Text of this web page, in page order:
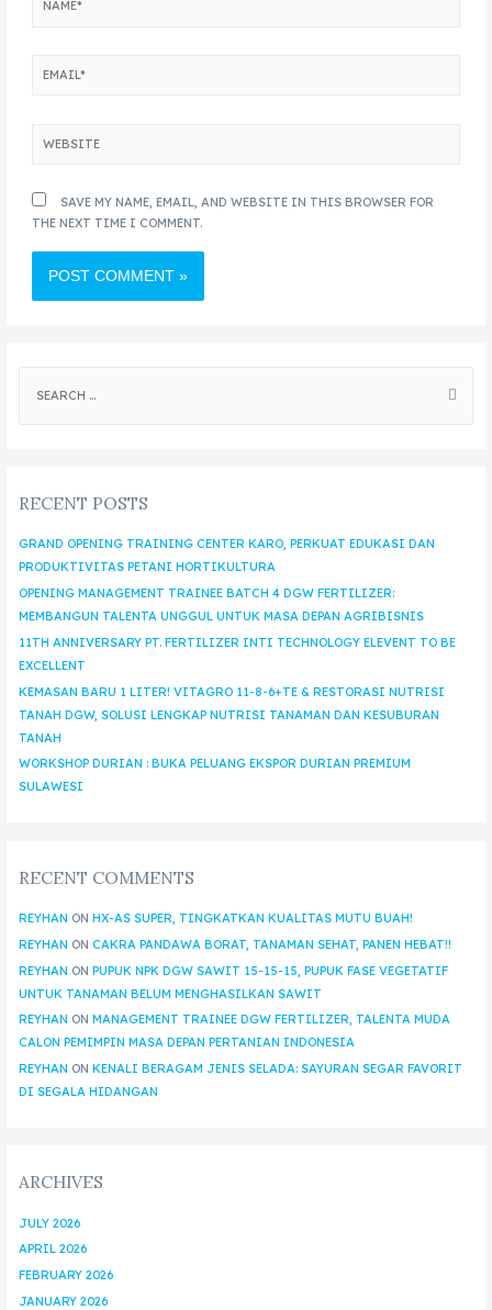
SAVE MY NAME, EMAIL, AND WEBSITE IN THIS BROWSER FOR
THE NEXT TIME I COMMENT.
RECENT POSTS
GRAND OPENING TRAINING CENTER KARO, PERKUAT EDUKASI DAN
PRODUKTIVITAS PETANI HORTIKULTURA
OPENING MANAGEMENT TRAINEE BATCH 4 DGW FERTILIZER:
MEMBANGUN TALENTA UNGGUL UNTUK MASA DEPAN AGRIBISNIS
11TH ANNIVERSARY PT. FERTILIZER INTI TECHNOLOGY ELEVENT TO BE
EXCELLENT
KEMASAN BARU 1 LITER! VITAGRO 11-8-6+TE & RESTORASI NUTRISI
TANAH DGW, SOLUSI LENGKAP NUTRISI TANAMAN DAN KESUBURAN
TANAH
WORKSHOP DURIAN : BUKA PELUANG EKSPOR DURIAN PREMIUM
SULAWESI
RECENT COMMENTS
REYHAN ON HX-AS SUPER, TINGKATKAN KUALITAS MUTU BUAH!
REYHAN ON CAKRA PANDAWA BORAT, TANAMAN SEHAT, PANEN HEBAT!!
REYHAN ON PUPUK NPK DGW SAWIT 15-15-15, PUPUK FASE VEGETATIF
UNTUK TANAMAN BELUM MENGHASILKAN SAWIT
REYHAN ON MANAGEMENT TRAINEE DGW FERTILIZER, TALENTA MUDA
CALON PEMIMPIN MASA DEPAN PERTANIAN INDONESIA
REYHAN ON KENALI BERAGAM JENIS SELADA: SAYURAN SEGAR FAVORIT
DI SEGALA HIDANGAN
ARCHIVES
JULY 2026
APRIL 2026
FEBRUARY 2026
JANUARY 2026